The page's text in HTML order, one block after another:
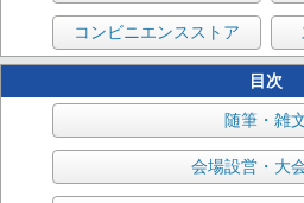
コンビニエンスストア
目次
随筆・雑
会場設営・大